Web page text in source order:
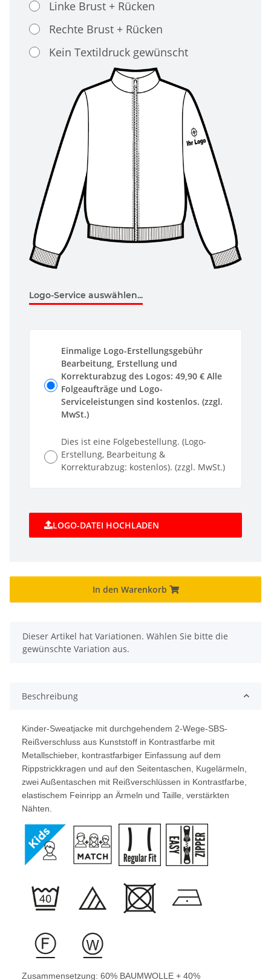
Linke Brust + Rücken
Rechte Brust + Rücken
Kein Textildruck gewünscht
Logo-Service auswählen...
Einmalige Logo-Erstellungsgebühr
Bearbeitung, Erstellung und
Korrekturabzug des Logos: 49,90 € Alle
Folgeaufträge und Logo-
Serviceleistungen sind kostenlos. (zzgl.
MwSt.)
Dies ist eine Folgebestellung. (Logo-
Erstellung, Bearbeitung &
Korrekturabzug: kostenlos). (zzgl. MwSt.)
LOGO-DATEI HOCHLADEN
In den Warenkorb
x
Dieser Artikel hat Variationen. Wählen Sie bitte die
gewünschte Variation aus.
Beschreibung
Kinder-Sweatjacke mit durchgehendem 2-Wege-SBS-
Reißverschluss aus Kunststoff in Kontrastfarbe mit
Metallschieber, kontrastfarbiger Einfassung auf dem
Rippstrickkragen und auf den Seitentaschen, Kugelärmeln,
zwei Außentaschen mit Reißverschlüssen in Kontrastfarbe,
elastischem Feinripp an Ärmeln und Taille, verstärkten
Nähten.
Zusammensetzung: 60% BAUMWOLLE + 40%